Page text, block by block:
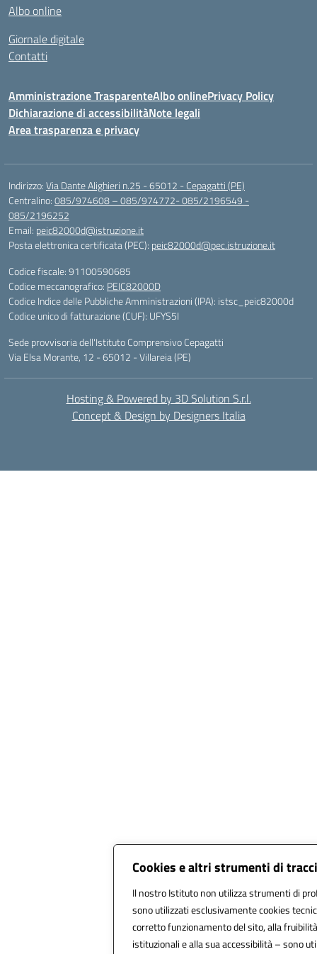
Cookies e altri strumenti di
Il nostro Istituto non utilizza strumenti di
sono utilizzati esclusivamente cookies
corretto funzionamento del sito, alla
istituzionali e alla sua accessibilità – sono
Albo online
Giornale digitale
Contatti
Amministrazione TrasparenteAlbo onlinePrivacy Policy
Dichiarazione di accessibilitàNote legali
Area trasparenza e privacy
Indirizzo:Via Dante Alighieri n.25 - 65012 - Cepagatti (PE)
Centralino:085/974608 – 085/974772- 085/2196549 -
085/2196252
Email: peic82000d@istruzione.it
Posta elettronica certificata (PEC): peic82000d@pec.istruzione.it
Codice fiscale: 91100590685
Codice meccanografico: PEIC82000D
Codice Indice delle Pubbliche Amministrazioni (IPA): istsc_peic82000d
Codice unico di fatturazione (CUF): UFYS5I
Sede provvisoria dell'Istituto Comprensivo Cepagatti
Via Elsa Morante, 12 - 65012 - Villareia (PE)
Hosting & Powered by 3D Solution S.r.l.
Concept & Design by Designers Italia